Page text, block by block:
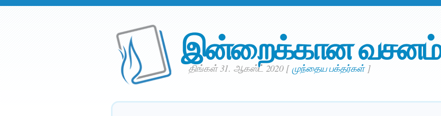
இன்றைக்கான வசனம்
திங்கள் 31. ஆகஸ்ட் 2020 [ முந்தைய பக்தர்கள்]